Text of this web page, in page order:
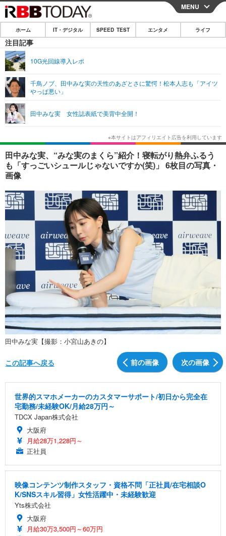
CLOSE
ホーム
IT・デジタル
ネタ
ショッピング
SPEED TEST
エンタメ
エンタメTOP
韓国・芸能
音楽 スポーツ
ショッピング その他
ライフ
ライフTOP グルメ
ペット ショッピング
リリース一覧
プッシュ通知の停止方法
MENU
ホーム IT・デジタル SPEED TEST エンタメ ライフ
注目記事
10G光回線導入レポ
千鳥ノブ、田中みな実の天性のあざとさに驚愕！松本人志も「アイツ
やっぱ悪い」
田中みな実 女性誌表紙で美背中全開！
田中みな実、“みな実のまくら”紹介！寝転がり熱弁ふるう
も「すっごいシュールじゃないですか(笑)」 6枚目の写真・
画像
田中みな実【撮影：小宮山あきの】
前の画像 次の画像
この記事へ戻る
世界的スマホメーカーのカスタマーサポート/初日から完全在
宅勤務/未経験OK/月給28万円～
TDCX Japan株式会社
大阪府
月給28万1,228円～
正社員
映像コンテンツ制作スタッフ・資格不問「正社員/在宅相談O
K/SNSスキル習得」女性活躍中・未経験歓迎
Yts株式会社
大阪府
月給30万3,500円～60万円